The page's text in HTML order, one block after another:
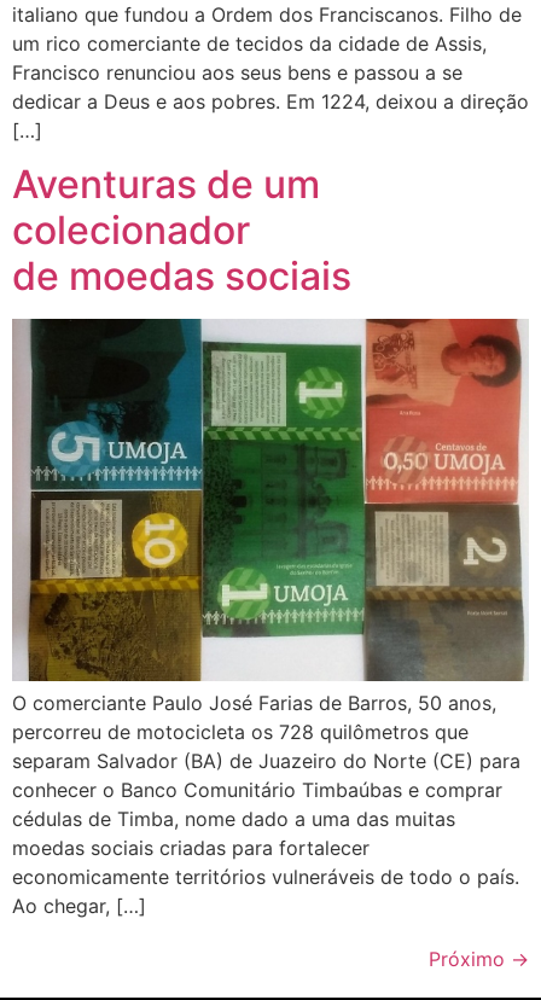
italiano que fundou a Ordem dos Franciscanos. Filho de
um rico comerciante de tecidos da cidade de Assis,
Francisco renunciou aos seus bens e passou a se
dedicar a Deus e aos pobres. Em 1224, deixou a direção
[…]
Aventuras de um
colecionador
de moedas sociais
O comerciante Paulo José Farias de Barros, 50 anos,
percorreu de motocicleta os 728 quilômetros que
separam Salvador (BA) de Juazeiro do Norte (CE) para
conhecer o Banco Comunitário Timbaúbas e comprar
cédulas de Timba, nome dado a uma das muitas
moedas sociais criadas para fortalecer
economicamente territórios vulneráveis de todo o país.
Ao chegar, […]
Próximo →